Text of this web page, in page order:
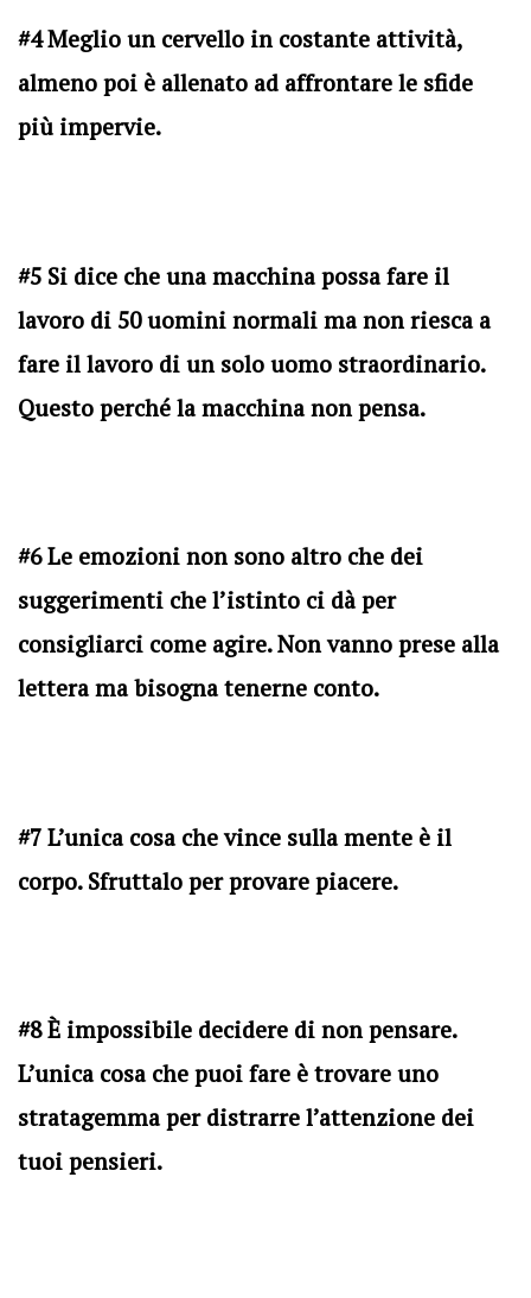
#4 Meglio un cervello in costante attività,
almeno poi è allenato ad affrontare le sfide
più impervie.
#5 Si dice che una macchina possa fare il
lavoro di 50 uomini normali ma non riesca a
fare il lavoro di un solo uomo straordinario.
Questo perché la macchina non pensa.
#6 Le emozioni non sono altro che dei
suggerimenti che l’istinto ci dà per
consigliarci come agire. Non vanno prese alla
lettera ma bisogna tenerne conto.
#7 L’unica cosa che vince sulla mente è il
corpo. Sfruttalo per provare piacere.
#8 È impossibile decidere di non pensare.
L’unica cosa che puoi fare è trovare uno
stratagemma per distrarre l’attenzione dei
tuoi pensieri.